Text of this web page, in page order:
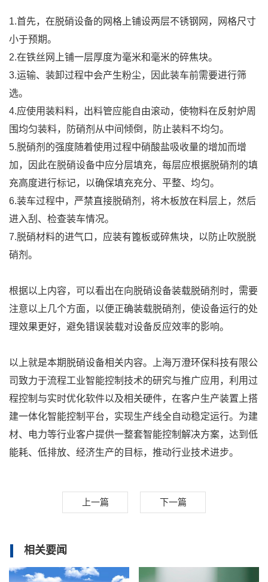
1.首先，在脱硝设备的网格上铺设两层不锈钢网，网格尺寸
小于预期。
2.在铁丝网上铺一层厚度为毫米和毫米的碎焦块。
3.运输、装卸过程中会产生粉尘，因此装车前需要进行筛
选。
4.应使用装料料，出料管应能自由滚动，使物料在反射炉周
围均匀装料，防硝剂从中间倾倒，防止装料不均匀。
5.脱硝剂的强度随着使用过程中硝酸盐吸收量的增加而增
加，因此在脱硝设备中应分层填充，每层应根据脱硝剂的填
充高度进行标记，以确保填充充分、平整、均匀。
6.装车过程中，严禁直接脱硝剂，将木板放在料层上，然后
进入刮、检查装车情况。
7.脱硝材料的进气口，应装有篦板或碎焦块，以防止吹脱脱
硝剂。
根据以上内容，可以看出在向脱硝设备装载脱硝剂时，需要
注意以上几个方面，以便正确装载脱硝剂，使设备运行的处
理效果更好，避免错误装载对设备反应效率的影响。
以上就是本期脱硝设备相关内容。上海万澄环保科技有限公
司致力于流程工业智能控制技术的研究与推广应用，利用过
程控制与实时优化软件以及相关硬件，在客户生产装置上搭
建一体化智能控制平台，实现生产线全自动稳定运行。为建
材、电力等行业客户提供一整套智能控制解决方案，达到低
能耗、低排放、经济生产的目标，推动行业技术进步。
上一篇 下一篇
相关要闻